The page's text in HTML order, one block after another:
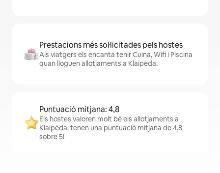
Prestacions més sol·licitades pels hostes
Als viatgers els encanta tenir Cuina, Wifi i Piscina
quan lloguen allotjaments a Klaipėda.
Puntuació mitjana: 4,8
Els hostes valoren molt bé els allotjaments a
Klaipėda: tenen una puntuació mitjana de 4,8
sobre 5!